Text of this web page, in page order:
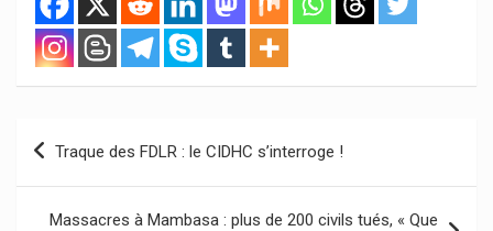
Navigation
Traque des FDLR : le CIDHC s’interroge !
Massacres à Mambasa : plus de 200 civils tués, « Que